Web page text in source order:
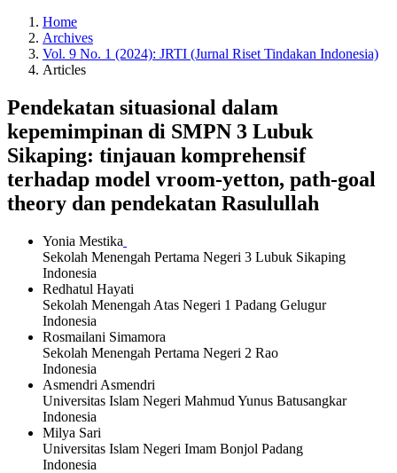
Home
Archives
Vol. 9 No. 1 (2024): JRTI (Jurnal Riset Tindakan Indonesia)
Articles
Pendekatan situasional dalam
kepemimpinan di SMPN 3 Lubuk
Sikaping: tinjauan komprehensif
terhadap model vroom-yetton, path-goal
theory dan pendekatan Rasulullah
Yonia Mestika
Sekolah Menengah Pertama Negeri 3 Lubuk Sikaping
Indonesia
Redhatul Hayati
Sekolah Menengah Atas Negeri 1 Padang Gelugur
Indonesia
Rosmailani Simamora
Sekolah Menengah Pertama Negeri 2 Rao
Indonesia
Asmendri Asmendri
Universitas Islam Negeri Mahmud Yunus Batusangkar
Indonesia
Milya Sari
Universitas Islam Negeri Imam Bonjol Padang
Indonesia